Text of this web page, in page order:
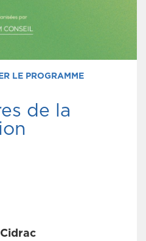
LE PROGRAMME
de la